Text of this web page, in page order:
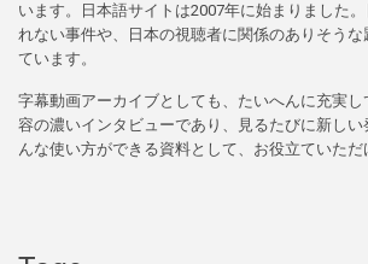
います。日本語サイトは2007年に始まりました
れない事件や、日本の視聴者に関係のありそうな
ています。
字幕動画アーカイブとしても、たいへんに充実
容の濃いインタビューであり、見るたびに新し
んな使い方ができる資料として、お役立ていただ